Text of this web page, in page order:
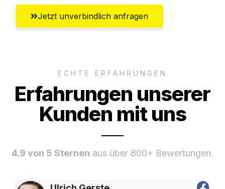
Jetzt unverbindlich anfragen
ECHTE ERFAHRUNGEN
Erfahrungen unserer
Kunden mit uns
4.9 von 5 Sternen aus über 800+ Bewertungen.